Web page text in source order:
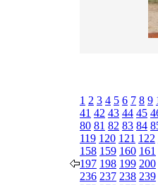
1 2 3 4 5 6 7 8 9
41 42 43 44 45
80 81 82 83 84
119 120 121 122
158 159 160 161
197 198 199 200
236 237 238 239